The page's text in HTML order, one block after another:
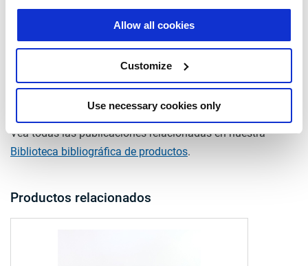
Allow all cookies
Customize
Use necessary cookies only
salida final carrera (N) 2300
salida final carrera (N) 3400
Vea todas las publicaciones relacionadas en nuestra
Biblioteca bibliográfica de productos.
Productos relacionados